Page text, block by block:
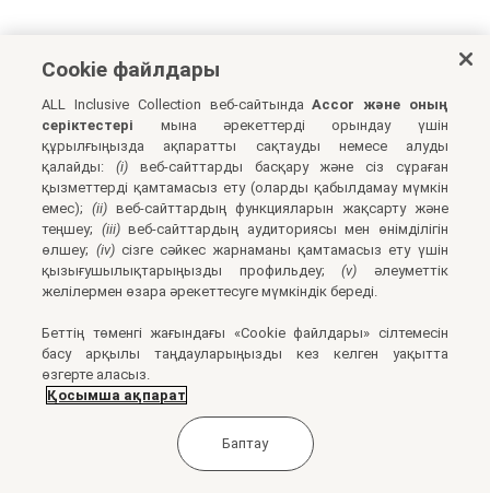
Cookie файлдары
ALL Inclusive Collection веб-сайтындаAccor және оның
серіктестері мына әрекеттерді орындау үшін
құрылғыңызда ақпаратты сақтауды немесе алуды
қалайды:(i) веб-сайттарды басқару және сіз сұраған
қызметтерді қамтамасыз ету (оларды қабылдамау мүмкін
емес);(ii) веб-сайттардың функцияларын жақсарту және
теңшеу; (iii)веб-сайттардың аудиториясы мен өнімділігін
өлшеу; (iv)сізге сәйкес жарнаманы қамтамасыз ету үшін
қызығушылықтарыңызды профильдеу;(v) әлеуметтік
желілермен өзара әрекеттесуге мүмкіндік береді.
Беттің төменгі жағындағы «Cookie файлдары» сілтемесін
басу арқылы таңдауларыңызды кез келген уақытта
өзгерте аласыз.
Қосымша ақпарат
Баптау